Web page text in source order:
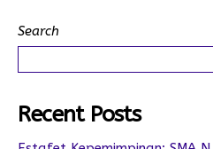
Search
Recent Posts